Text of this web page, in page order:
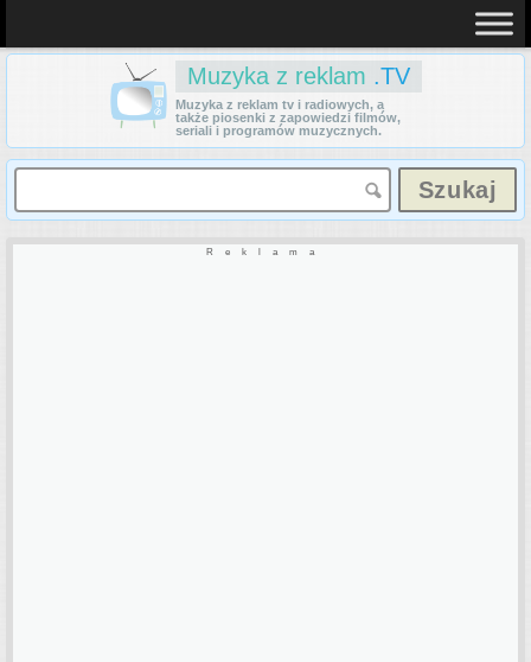
Muzyka z reklam .TV
Muzyka z reklam tv i radiowych, a
także piosenki z zapowiedzi filmów,
seriali i programów muzycznych.
Reklama